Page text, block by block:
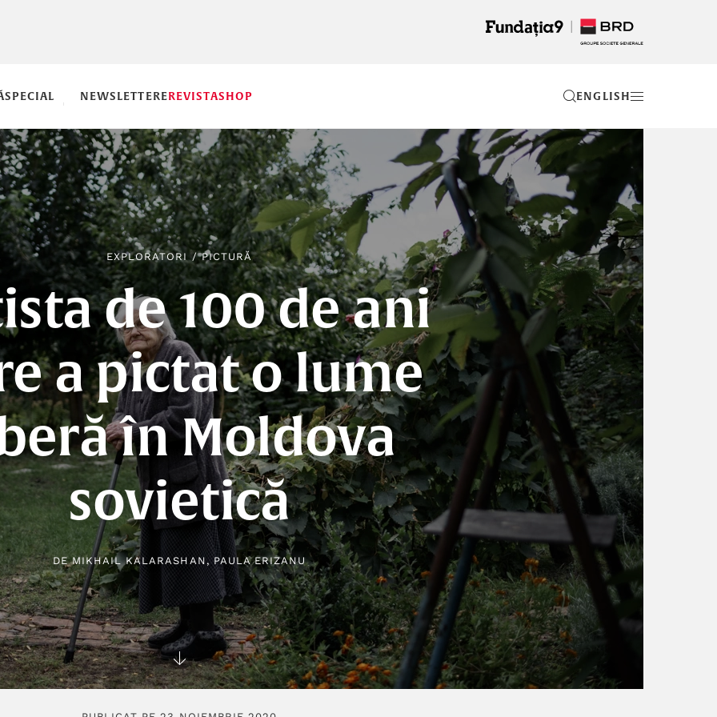
SPECIAL NEWSLETTEREREVISTASHOP EN
EXPLORATORI /PICTURĂ
de 100 de ani
a pictat o lume
în Moldova
sovietică
DEMIKHAIL KALARASHAN,PAULA ERIZANU